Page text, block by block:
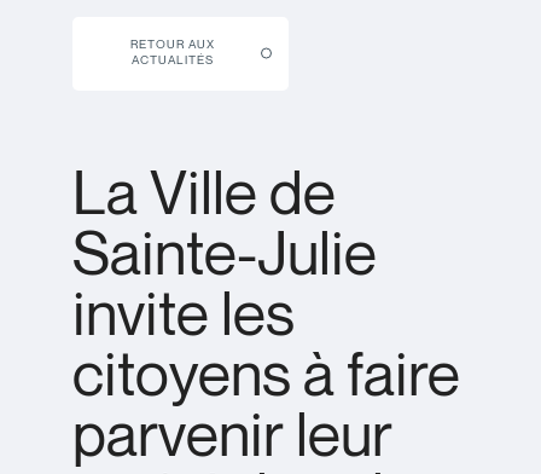
RETOUR AUX
ACTUALITÉS
La Ville de
Sainte-Julie
invite les
citoyens à faire
parvenir leur